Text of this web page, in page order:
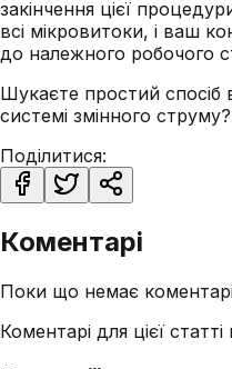
закінчення цієї
всі мікровитоки, і ваш
до належного робочого
Шукаєте простий спосіб
системі змінного
Поділитися:
Коментарі
Поки що немає
Коментарі для цієї